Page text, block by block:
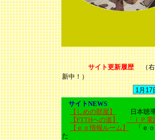
サイト更新履歴
（
新中！）
サイトNEWS
【しめの部屋】
日本聴導
【FTTHへの道】
「ＩＰ
【ｅｏ情報ルーム】
「ｅｏ
た